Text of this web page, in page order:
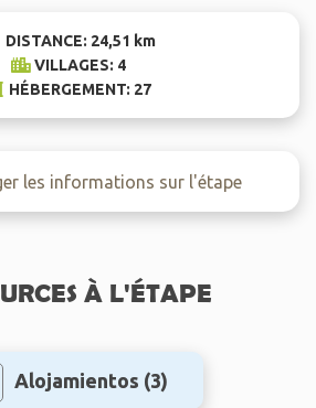
DISTANCE: 24,51 km
VILLAGES: 4
HÉBERGEMENT: 27
les informations sur l'étape
À L'ÉTAPE
Alojamientos (3)